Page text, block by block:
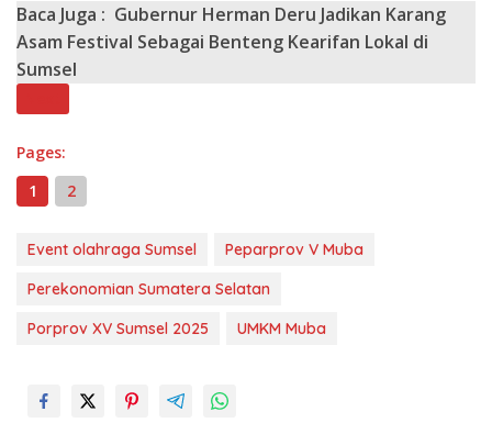
Baca Juga : Gubernur Herman Deru Jadikan Karang
Asam Festival Sebagai Benteng Kearifan Lokal di
Sumsel
Pages:
1
2
Event olahraga Sumsel
Peparprov V Muba
Perekonomian Sumatera Selatan
Porprov XV Sumsel 2025
UMKM Muba